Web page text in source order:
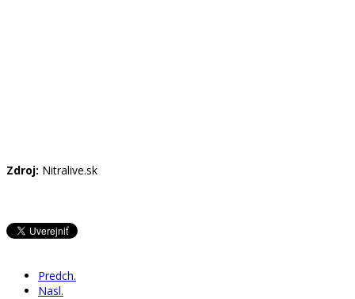
Zdroj: Nitralive.sk
Predch.
Nasl.